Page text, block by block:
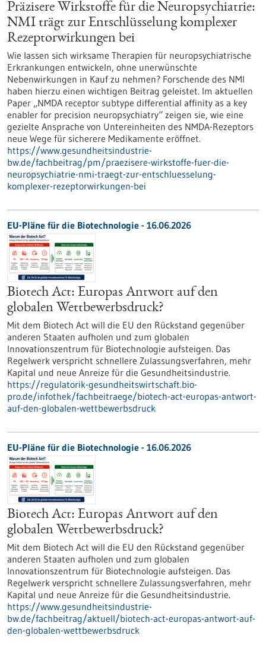
Präzisere Wirkstoffe für die Neuropsychiatrie:
NMI trägt zur Entschlüsselung komplexer
Rezeptorwirkungen bei
Wie lassen sich wirksame Therapien für neuropsychiatrische
Erkrankungen entwickeln, ohne unerwünschte
Nebenwirkungen in Kauf zu nehmen? Forschende des NMI
haben hierzu einen wichtigen Beitrag geleistet. Im aktuellen
Paper „NMDA receptor subtype differential affinity as a key
enabler for precision neuropsychiatry“ zeigen sie, wie eine
gezielte Ansprache von Untereinheiten des NMDA-Rezeptors
neue Wege für sicherere Medikamente eröffnet.
https://www.gesundheitsindustrie-
bw.de/fachbeitrag/pm/praezisere-wirkstoffe-fuer-die-
neuropsychiatrie-nmi-traegt-zur-entschluesselung-
komplexer-rezeptorwirkungen-bei
EU-Pläne für die Biotechnologie - 16.06.2026
Biotech Act: Europas Antwort auf den
globalen Wettbewerbsdruck?
Mit dem Biotech Act will die EU den Rückstand gegenüber
anderen Staaten aufholen und zum globalen
Innovationszentrum für Biotechnologie aufsteigen. Das
Regelwerk verspricht schnellere Zulassungsverfahren, mehr
Kapital und neue Anreize für die Gesundheitsindustrie.
https://regulatorik-gesundheitswirtschaft.bio-
pro.de/infothek/fachbeitraege/biotech-act-europas-antwort-
auf-den-globalen-wettbewerbsdruck
EU-Pläne für die Biotechnologie - 16.06.2026
Biotech Act: Europas Antwort auf den
globalen Wettbewerbsdruck?
Mit dem Biotech Act will die EU den Rückstand gegenüber
anderen Staaten aufholen und zum globalen
Innovationszentrum für Biotechnologie aufsteigen. Das
Regelwerk verspricht schnellere Zulassungsverfahren, mehr
Kapital und neue Anreize für die Gesundheitsindustrie.
https://www.gesundheitsindustrie-
bw.de/fachbeitrag/aktuell/biotech-act-europas-antwort-auf-
den-globalen-wettbewerbsdruck